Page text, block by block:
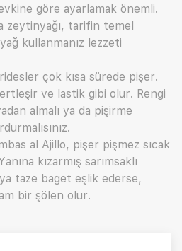
göre ayarlamak önemli.
zeytinyağı, tarifin temel
kullanmanız lezzeti
çok kısa sürede pişer.
ve lastik gibi olur. Rengi
almalı ya da pişirme
al Ajillo, pişer pişmez sıcak
kızarmış sarımsaklı
taze baget eşlik ederse,
bir şölen olur.